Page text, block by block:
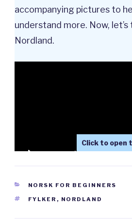
accompanying pictures to
understand more. Now,
Nordland.
Nordland (norsk)
CATEGORIES
NORSK FOR BEGINNERS
TAGS
FYLKER , NORDLAND